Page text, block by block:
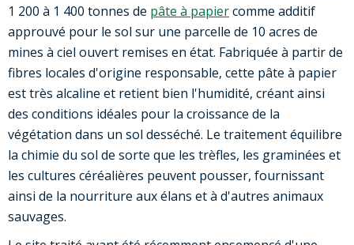
1 200 à 1 400 tonnes de pâte à papiercomme additif
approuvé pour le sol sur une parcelle de 10 acres de
mines à ciel ouvert remises en état. Fabriquée à partir de
fibres locales d'origine responsable, cette pâte à papier
est très alcaline et retient bien l'humidité, créant ainsi
des conditions idéales pour la croissance de la
végétation dans un sol desséché. Le traitement équilibre
la chimie du sol de sorte que les trèfles, les graminées et
les cultures céréalières peuvent pousser, fournissant
ainsi de la nourriture aux élans et à d'autres animaux
sauvages.